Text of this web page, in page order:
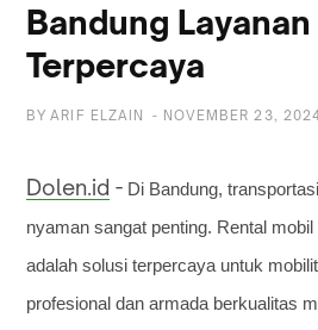
Bandung
Terpercaya
BY ARIF ELZAIN - NOVEMBER 23,
Dolen.id - Di Bandung,
nyaman sangat penting. Rental
adalah solusi terpercaya untuk
profesional dan armada berkualitas